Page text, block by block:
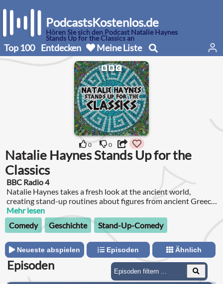
PodcastsKostenlos.de
Hören Sie sich den Podcast Natalie Haynes
Stands Up for the Classics an
Top 100 Entdecken Meine Liste
0 0
Natalie Haynes Stands Up for the
Classics
BBC Radio 4
Natalie Haynes takes a fresh look at the ancient world,
creating stand-up routines about figures from ancient Greece
and Rome.
Mehr lesen
Comedy
Geschichte Stand-Up-Comedy
Neueste abspielen Episoden Ähnlich
Episoden